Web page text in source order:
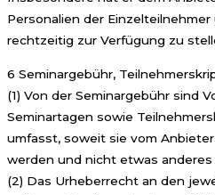
Personalien der
rechtzeitig zur Verfügung zu
6 Seminargebühr,
(1) Von der Seminargebühr sind
Seminartagen sowie
umfasst, soweit sie vom
werden und nicht etwas anderes
(2) Das Urheberrecht an den